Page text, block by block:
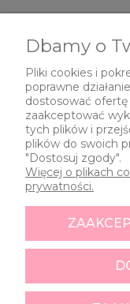
Dbamy o
Pliki cookies i
poprawne
dostosować
zaakceptować
tych plików i
plików do swoich
"Dostosuj zgody".
Więcej o plikach
prywatności.